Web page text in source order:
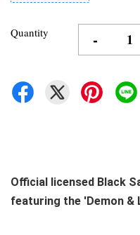
Quantity -
Official licensed Black
featuring the 'Demon &